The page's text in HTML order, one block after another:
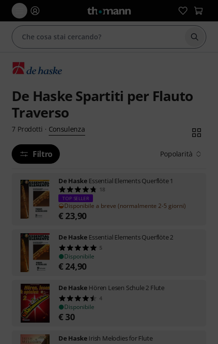
De Haske Spartiti per Flauto
Traverso
7 Prodotti · Consulenza
Filtro Popolarità
De Haske Essential Elements Querflöte 1
18
TOP SELLER
Disponibile a breve (normalmente 2-5 giorni)
€ 23,90
De Haske Essential Elements Querflöte 2
5
Disponibile
€ 24,90
De Haske Hören Lesen Schule 2 Flute
4
Disponibile
€ 30
De Haske Irish Melodies for Flute